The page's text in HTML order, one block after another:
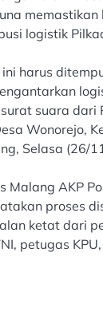
memastikan
logistik
harus
suara dari
Wonorejo,
Selasa (26/
Malang AKP
proses
ketat dari
petugas